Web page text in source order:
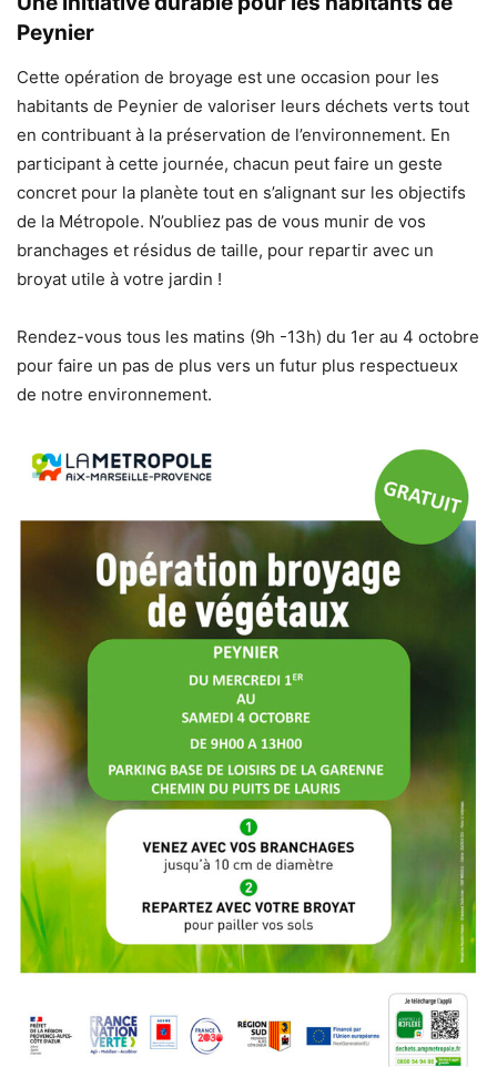
Peynier
Cette opération de broyage est une occasion pour les
habitants de Peynier de valoriser leurs déchets verts tout
en contribuant à la préservation de l’environnement. En
participant à cette journée, chacun peut faire un geste
concret pour la planète tout en s’alignant sur les objectifs
de la Métropole. N’oubliez pas de vous munir de vos
branchages et résidus de taille, pour repartir avec un
broyat utile à votre jardin !
Rendez-vous tous les matins (9h -13h) du 1er au 4 octobre
pour faire un pas de plus vers un futur plus respectueux
de notre environnement.